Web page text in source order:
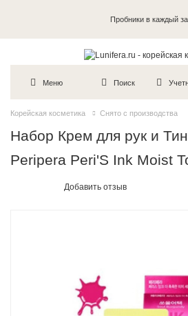
Пробники в каждый
Меню Поиск
Корейская косметика Снято с производства
Набор Крем для рук и
Peripera Peri'S Ink Moist
Добавить отзыв